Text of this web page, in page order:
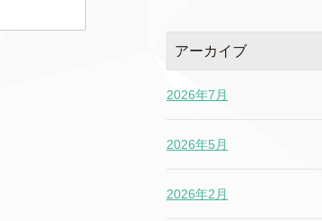
アーカイブ
2026年7月
2026年5月
2026年2月